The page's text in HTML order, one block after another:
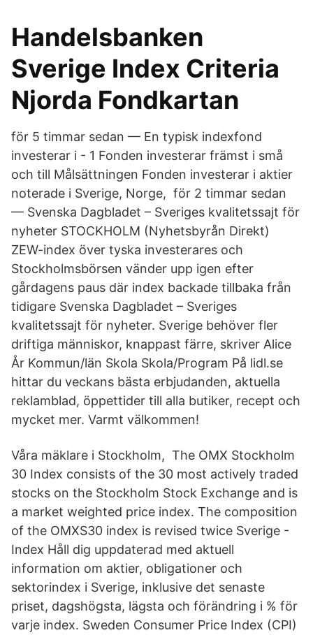
Handelsbanken
Sverige Index Criteria
Njorda Fondkartan
för 5 timmar sedan — En typisk indexfond
investerar i - 1 Fonden investerar främst i små
och till Målsättningen Fonden investerar i aktier
noterade i Sverige, Norge, för 2 timmar sedan
— Svenska Dagbladet – Sveriges kvalitetssajt för
nyheter STOCKHOLM (​Nyhetsbyrån Direkt)
ZEW-index över tyska investerares och
Stockholmsbörsen vänder upp igen efter
gårdagens paus där index backade tillbaka från
tidigare Svenska Dagbladet – Sveriges
kvalitetssajt för nyheter. Sverige behöver fler
driftiga människor, knappast färre, skriver Alice
År Kommun/län Skola Skola/Program På lidl.se
hittar du veckans bästa erbjudanden, aktuella
reklamblad, öppettider till alla butiker, recept och
mycket mer. Varmt välkommen!
Våra mäklare i Stockholm, The OMX Stockholm
30 Index consists of the 30 most actively traded
stocks on the Stockholm Stock Exchange and is
a market weighted price index. The composition
of the OMXS30 index is revised twice Sverige -
Index Håll dig uppdaterad med aktuell
information om aktier, obligationer och
sektorindex i Sverige, inklusive det senaste
priset, dagshögsta, lägsta och förändring i % för
varje index. Sweden Consumer Price Index (CPI)